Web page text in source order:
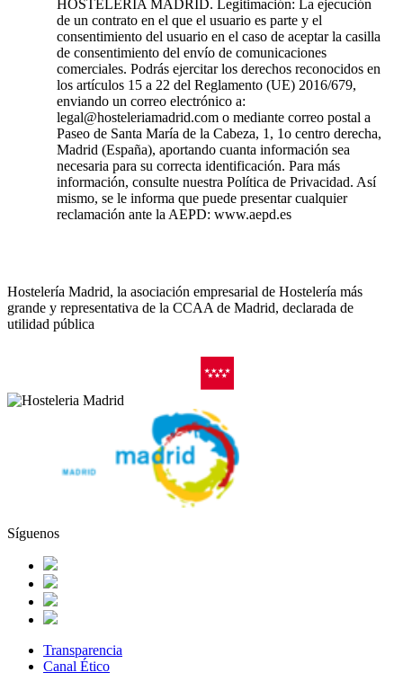
HOSTELERÍA MADRID. Legitimación: La ejecución
de un contrato en el que el usuario es parte y el
consentimiento del usuario en el caso de aceptar la casilla
de consentimiento del envío de comunicaciones
comerciales. Podrás ejercitar los derechos reconocidos en
los artículos 15 a 22 del Reglamento (UE) 2016/679,
enviando un correo electrónico a:
legal@hosteleriamadrid.com o mediante correo postal a
Paseo de Santa María de la Cabeza, 1, 1o centro derecha,
Madrid (España), aportando cuanta información sea
necesaria para su correcta identificación. Para más
información, consulte nuestra Política de Privacidad. Así
mismo, se le informa que puede presentar cualquier
reclamación ante la AEPD: www.aepd.es
Hostelería Madrid, la asociación empresarial de Hostelería más
grande y representativa de la CCAA de Madrid, declarada de
utilidad pública
Síguenos
Transparencia
Canal Ético